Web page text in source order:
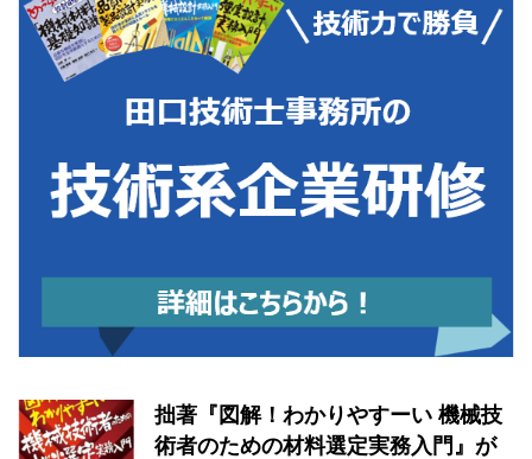
拙著『図解！わかりやすーい 機械技
術者のための材料選定実務入門』が